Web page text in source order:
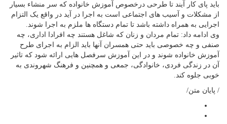
باید پای کار آیند تا طرحی درخصوص آموزش خانواده که سر منشاء بسیار
از مشکلات و آسیب های اجتماعی است به اجرا در آید در واقع یک التزام
اجرایی به همراه داشته باشد تا تمام دستگاه ها ملزم به اجرا شوند.
وی ادامه داد: تمام مردان و زنان که شاغل هستند چه افرادا اداری، چه
صنفی و چه خصوصی باید حتی همسران آنها باید الزام به اجرای طرح
آموزش خانواده شوند و در این آموزش سرفصل هایی ارائه شود که تاثیر
آن در زندگی فردی، خانوادگی، جمعی و همچنین و فرهنگ شهروندی به
خوبی جلوه کند.
/ پایان متن/